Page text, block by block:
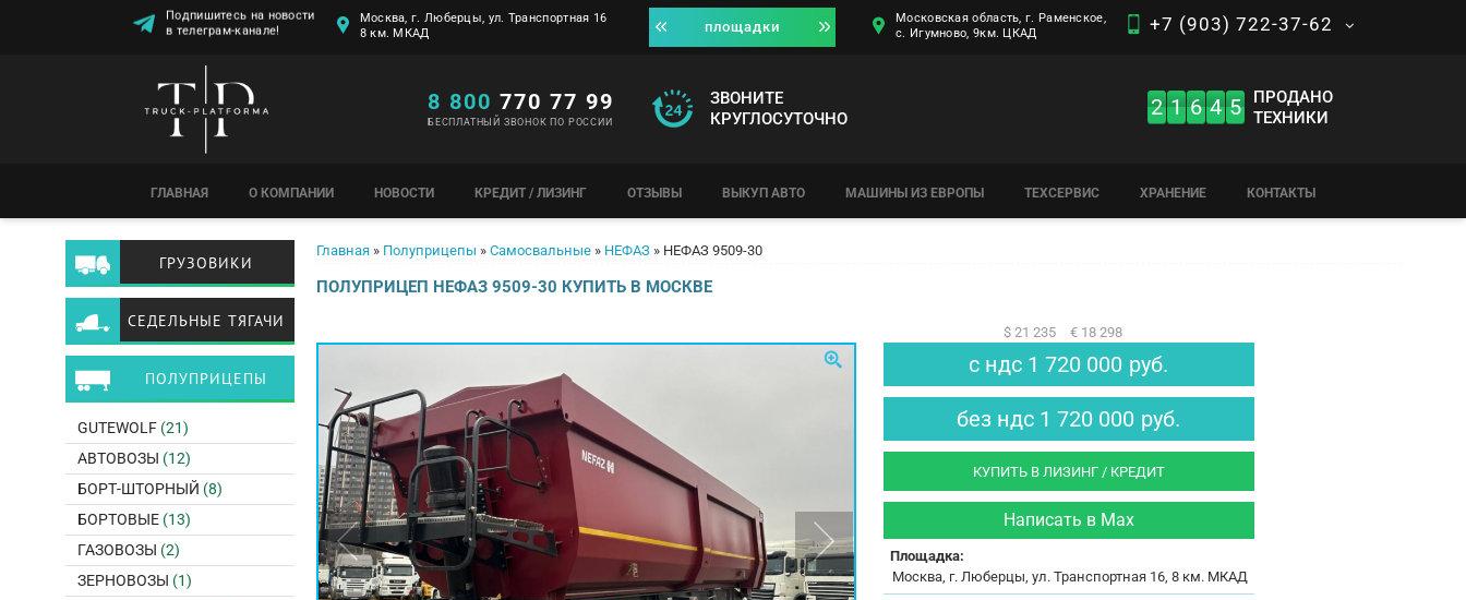
Подпишитесь на новости
в телеграм-канале!
Москва, г. Люберцы, ул. Транспортная 16
8 км. МКАД
площадки
Московская область, г. Раменское,
с. Игумново, 9км. ЦКАД
+7 (903) 722-37-62
8 800 770 77 99
БЕСПЛАТНЫЙ ЗВОНОК ПО РОССИИ
ЗВОНИТЕ
КРУГЛОСУТОЧНО
2 1 6 4 5
ПРОДАНО
ТЕХНИКИ
ГЛАВНАЯ О КОМПАНИИ НОВОСТИ КРЕДИТ / ЛИЗИНГ ОТЗЫВЫ ВЫКУП АВТО МАШИНЫ ИЗ ЕВРОПЫ ТЕХСЕРВИС ХРАНЕНИЕ КОНТАКТЫ
Вы здесь
Главная » Полуприцепы » Самосвальные » НЕФАЗ » НЕФАЗ 9509-30
ПОЛУПРИЦЕП НЕФАЗ 9509-30 КУПИТЬ В МОСКВЕ
$ 21 235 € 18 298
с ндс 1 720 000 руб.
без ндс 1 720 000 руб.
КУПИТЬ В ЛИЗИНГ / КРЕДИТ
Написать в Max
Площадка:
Москва, г. Люберцы, ул. Транспортная 16, 8 км. МКАД
ГРУЗОВИКИ
СЕДЕЛЬНЫЕ ТЯГАЧИ
ПОЛУПРИЦЕПЫ
GUTEWOLF (21)
АВТОВОЗЫ (12)
БОРТ-ШТОРНЫЙ (8)
БОРТОВЫЕ (13)
ГАЗОВОЗЫ (2)
ЗЕРНОВОЗЫ (1)